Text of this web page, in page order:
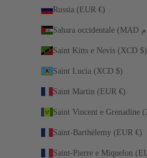
Russia (EUR €)
Saint Kitts e Nevis (XCD $)
Saint Lucia (XCD $)
Saint Martin (EUR €)
Saint-Barthélemy (EUR €)